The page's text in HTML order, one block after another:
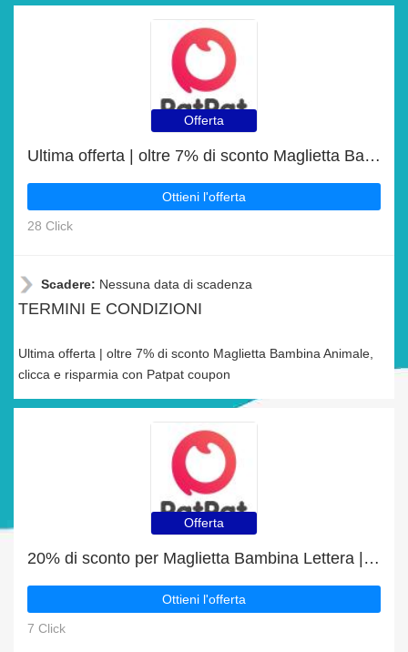
Offerta
Ultima offerta | oltre 7% di sconto Maglietta Bambina Animale
Ottieni l'offerta
28 Click
Scadere: Nessuna data di scadenza
TERMINI E CONDIZIONI
Ultima offerta | oltre 7% di sconto Maglietta Bambina Animale,
clicca e risparmia con Patpat coupon
Offerta
20% di sconto per Maglietta Bambina Lettera | fine presto
Ottieni l'offerta
7 Click